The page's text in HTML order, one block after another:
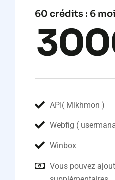
60 crédits : 6
API( Mikhmon )
Webfig (
Winbox
Vous pouvez